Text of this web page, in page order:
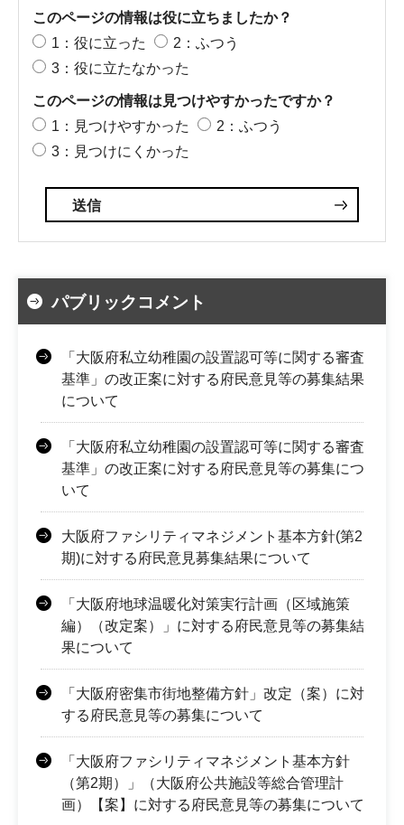
このページの情報は役に立ちましたか？
1：役に立った
2：ふつう
3：役に立たなかった
このページの情報は見つけやすかったですか？
1：見つけやすかった
2：ふつう
3：見つけにくかった
パブリックコメント
「大阪府私立幼稚園の設置認可等に関する審査
基準」の改正案に対する府民意見等の募集結果
について
「大阪府私立幼稚園の設置認可等に関する審査
基準」の改正案に対する府民意見等の募集につ
いて
大阪府ファシリティマネジメント基本方針(第2
期)に対する府民意見募集結果について
「大阪府地球温暖化対策実行計画（区域施策
編）（改定案）」に対する府民意見等の募集結
果について
「大阪府密集市街地整備方針」改定（案）に対
する府民意見等の募集について
「大阪府ファシリティマネジメント基本方針
（第2期）」（大阪府公共施設等総合管理計
画）【案】に対する府民意見等の募集について